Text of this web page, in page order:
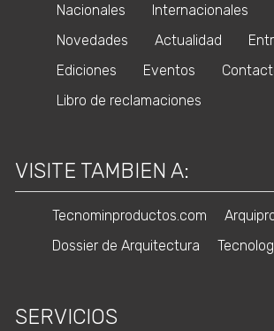
Nacionales Internacionales
Novedades
Actualidad
Ediciones
Eventos
Libro de reclamaciones
VISITE TAMBIEN A:
Tecnominproductos.com
Dossier de Arquitectura
SERVICIOS